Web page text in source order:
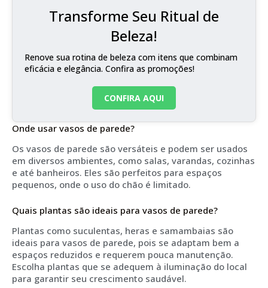
Transforme Seu Ritual de
Beleza!
Renove sua rotina de beleza com itens que combinam
eficácia e elegância. Confira as promoções!
CONFIRA AQUI
Onde usar vasos de parede?
Os vasos de parede são versáteis e podem ser usados
em diversos ambientes, como salas, varandas, cozinhas
e até banheiros. Eles são perfeitos para espaços
pequenos, onde o uso do chão é limitado.
Quais plantas são ideais para vasos de parede?
Plantas como suculentas, heras e samambaias são
ideais para vasos de parede, pois se adaptam bem a
espaços reduzidos e requerem pouca manutenção.
Escolha plantas que se adequem à iluminação do local
para garantir seu crescimento saudável.